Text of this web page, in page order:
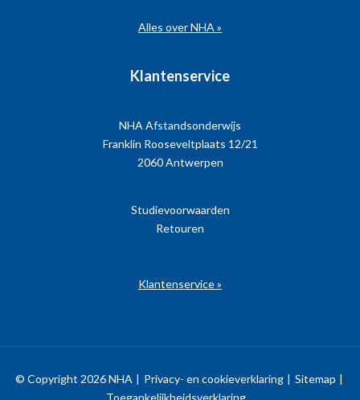
Alles over NHA »
Klantenservice
NHA Afstandsonderwijs
Franklin Rooseveltplaats 12/21
2060 Antwerpen
Studievoorwaarden
Retouren
Klantenservice »
© Copyright 2026 NHA Privacy- en cookieverklaring
Sitemap
Toegankelijkheidsverklaring